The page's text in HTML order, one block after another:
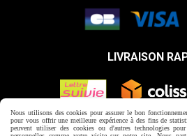
LIVRAISON
Facebook est désactivé.
Nous utilisons des cookies pour assurer le bon
pour vous offrir une meilleure expérience à des fins de
peuvent utiliser des cookies ou d'autres technologies